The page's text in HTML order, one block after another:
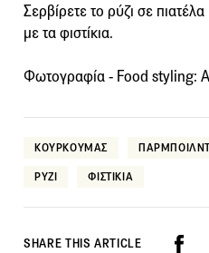
Σερβίρετε το ρύζι σε
με τα φιστίκια.
Φωτογραφία - Food styling:
ΚΟΥΡΚΟΥΜΑΣ
ΡΥΖΙ ΦΙΣΤΙΚΙΑ
SHARE THIS ARTICLE